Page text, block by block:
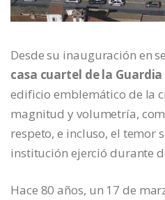
Desde su inauguración en
casa cuartel de la Guardia
edificio emblemático de la
magnitud y volumetría,
respeto, e incluso, el temor
institución ejerció durante
Hace 80 años, un 17 de